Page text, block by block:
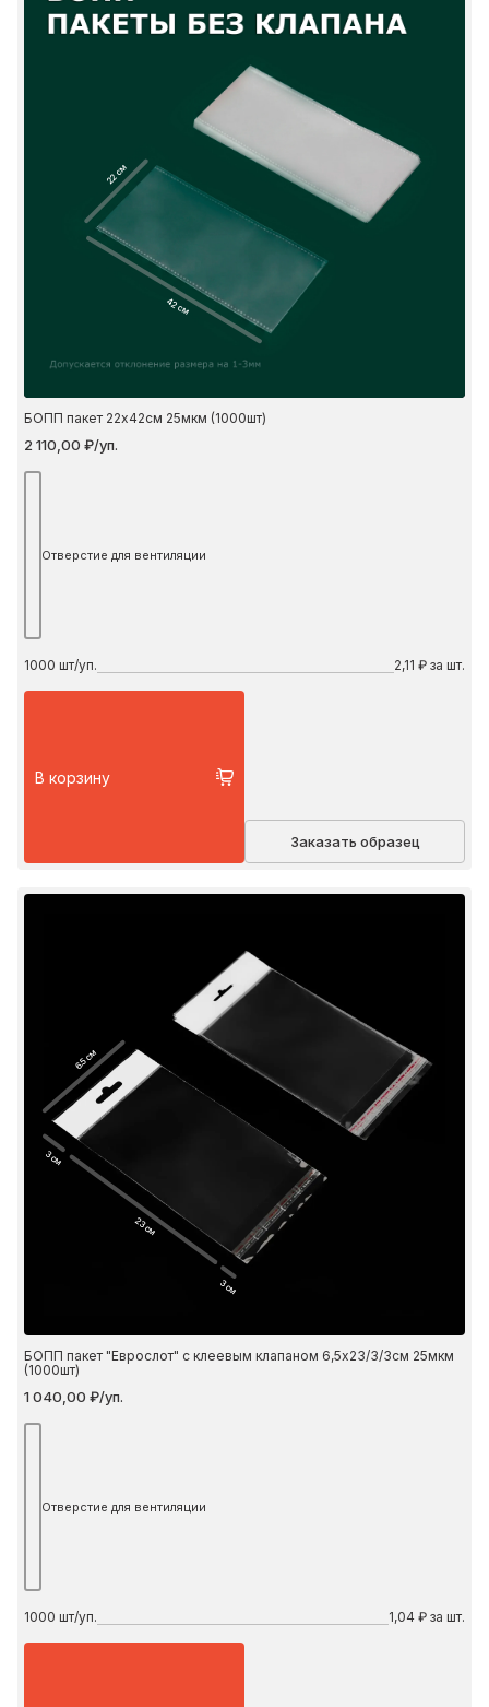
22 см
42 см
БОПП пакет 22х42см 25мкм (1000шт)
2 110,00 ₽/уп.
Отверстие для вентиляции
1000 шт/уп. 2,11 ₽ за шт.
В корзину
Заказать образец
6.5 см
23 см
3 см
3 см
БОПП пакет "Еврослот" с клеевым клапаном 6,5х23/3/3см 25мкм
(1000шт)
1 040,00 ₽/уп.
Отверстие для вентиляции
1000 шт/уп. 1,04 ₽ за шт.